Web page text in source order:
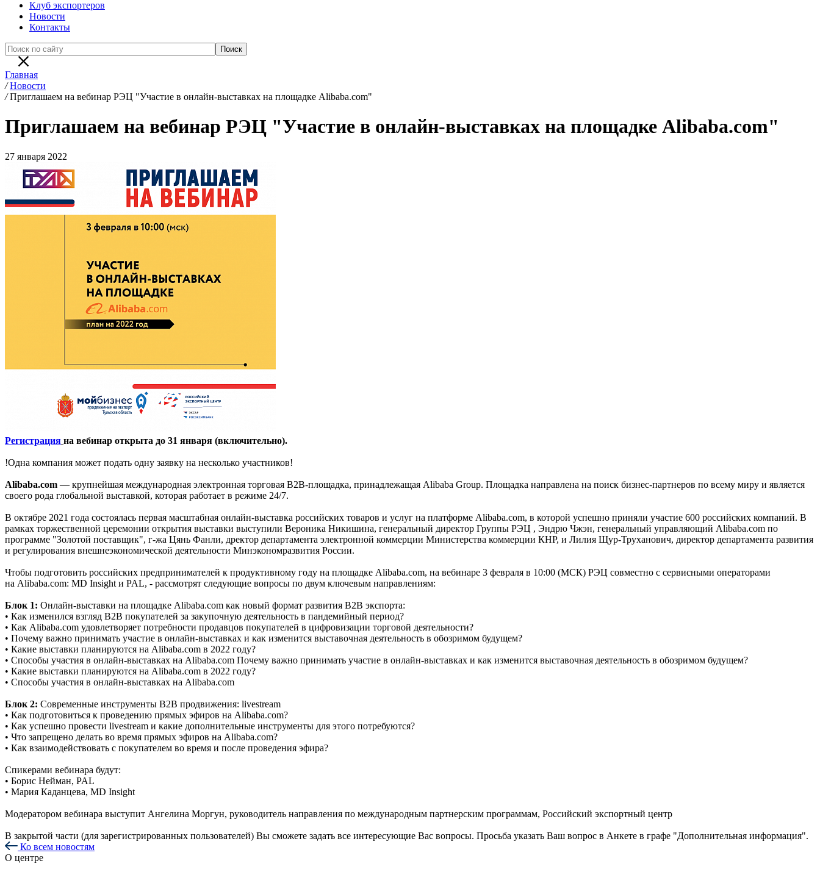
Клуб экспортеров
Новости
Контакты
Главная
/ Новости
/ Приглашаем на вебинар РЭЦ "Участие в онлайн-выставках на площадке Alibaba.com"
Приглашаем на вебинар РЭЦ "Участие в онлайн-выставках на площадке Alibaba.com"
27 января 2022
Регистрация на вебинар открыта до 31 января (включительно).
!Одна компания может подать одну заявку на несколько участников!
Alibaba.com — крупнейшая международная электронная торговая B2B-площадка, принадлежащая Alibaba Group. Площадка направлена на поиск бизнес-партнеров по всему миру и является
своего рода глобальной выставкой, которая работает в режиме 24/7.
В октябре 2021 года состоялась первая масштабная онлайн-выставка российских товаров и услуг на платформе Alibaba.com, в которой успешно приняли участие 600 российских компаний. В
рамках торжественной церемонии открытия выставки выступили Вероника Никишина, генеральный директор Группы РЭЦ , Эндрю Чжэн, генеральный управляющий Alibaba.com по
программе "Золотой поставщик", г-жа Цянь Фанли, дректор департамента электронной коммерции Министерства коммерции КНР, и Лилия Щур-Труханович, директор департамента развития
и регулирования внешнеэкономической деятельности Минэкономразвития России.
Чтобы подготовить российских предпринимателей к продуктивному году на площадке Alibaba.com, на вебинаре 3 февраля в 10:00 (МСК) РЭЦ совместно с сервисными операторами
на Alibaba.com: MD Insight и PAL, - рассмотрят следующие вопросы по двум ключевым направлениям:
Блок 1: Онлайн-выставки на площадке Alibaba.com как новый формат развития В2В экспорта:
• Как изменился взгляд B2B покупателей за закупочную деятельность в пандемийный период?
• Как Alibaba.com удовлетворяет потребности продавцов покупателей в цифровизации торговой деятельности?
• Почему важно принимать участие в онлайн-выставках и как изменится выставочная деятельность в обозримом будущем?
• Какие выставки планируются на Alibaba.com в 2022 году?
• Способы участия в онлайн-выставках на Alibaba.com Почему важно принимать участие в онлайн-выставках и как изменится выставочная деятельность в обозримом будущем?
• Какие выставки планируются на Alibaba.com в 2022 году?
• Способы участия в онлайн-выставках на Alibaba.com
Блок 2: Современные инструменты В2В продвижения: livestream
• Как подготовиться к проведению прямых эфиров на Alibaba.com?
• Как успешно провести livestream и какие дополнительные инструменты для этого потребуются?
• Что запрещено делать во время прямых эфиров на Alibaba.com?
• Как взаимодействовать с покупателем во время и после проведения эфира?
Спикерами вебинара будут:
• Борис Нейман, PAL
• Мария Каданцева, MD Insight
Модератором вебинара выступит Ангелина Моргун, руководитель направления по международным партнерским программам, Российский экспортный центр
В закрытой части (для зарегистрированных пользователей) Вы сможете задать все интересующие Вас вопросы. Просьба указать Ваш вопрос в Анкете в графе "Дополнительная информация".
Ко всем новостям
О центре